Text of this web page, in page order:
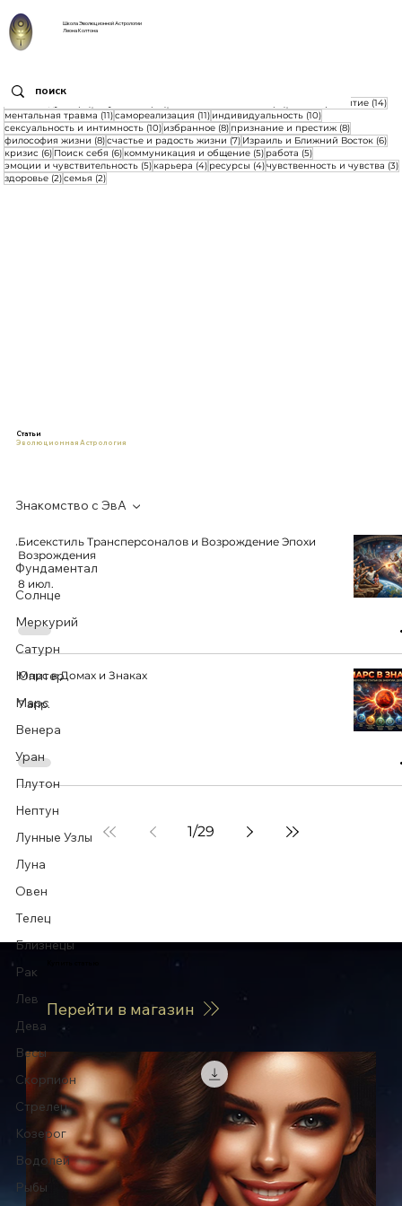
Школа Эволюционной Астрологии
Леона Колтона
личное развитие (14)14
ментальная травма (11)11 постов
самореализация (11)11 постов
индивидуальность (10)10 постов
сексуальность и интимность (10)10 постов
избранное (8)8 постов
признание и престиж (8)8 постов
философия жизни (8)8 постов
счастье и радость жизни (7)7 постов
Израиль и Ближний Восток (6)6
кризис (6)6 постов
Поиск себя (6)6 постов
коммуникация и общение (5)5 постов
работа (5)5 постов
эмоции и чувствительность (5)5 постов
карьера (4)4 поста
ресурсы (4)4 поста
чувственность и чувства (3)
здоровье (2)2 поста
семья (2)2 поста
...
Фундаментал
Солнце
Меркурий
Сатурн
Юпитер
Марс
Венера
Уран
Плутон
Нептун
Лунные Узлы
Луна
Овен
Телец
Близнецы
Рак
Лев
Дева
Весы
Скорпион
Стрелец
Козерог
Водолей
Рыбы
Знакомство с ЭвА
Бисекстиль Трансперсоналов и Возрождение Эпохи
Возрождения
8 июл.
Марс в Домах и Знаках
7 апр.
1/29
Статьи
Эволюционная Астрология
Перейти в магазин